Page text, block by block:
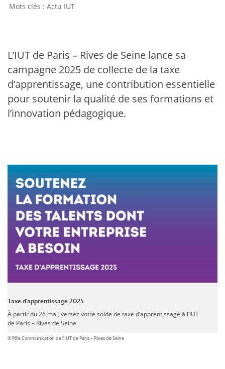
Actu IUT
L’IUT de Paris – Rives de Seine lance sa
campagne 2025 de collecte de la taxe
d’apprentissage, une contribution essentielle
pour soutenir la qualité de ses formations et
l’innovation pédagogique.
Taxe d’apprentissage 2025
À partir du 26 mai, versez votre solde de taxe d’apprentissage à l’IUT
de Paris – Rives de Seine
© Pôle Communication de l’IUT de Paris – Rives de Seine